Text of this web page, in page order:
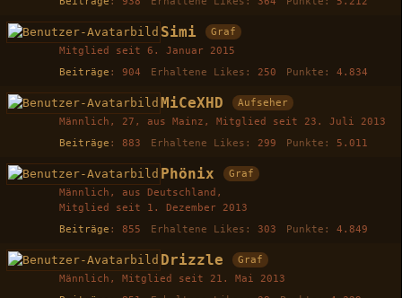
Simi
Graf
Mitglied seit 6. Januar 2015
Beiträge
904 Erhaltene Likes 250 Punkte 4.834
MiCeXHD
Aufseher
Männlich
27 aus Mainz
Mitglied seit 23. Juli 2013
Beiträge
883 Erhaltene Likes 299 Punkte 5.011
Phönix
Graf
Männlich
aus Deutschland
Mitglied seit 1. Dezember 2013
Beiträge
855 Erhaltene Likes 303 Punkte 4.849
Drizzle
Graf
Männlich
Mitglied seit 21. Mai 2013